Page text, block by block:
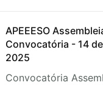
APEEESO
Convocatória - 14
2025
Convocatória